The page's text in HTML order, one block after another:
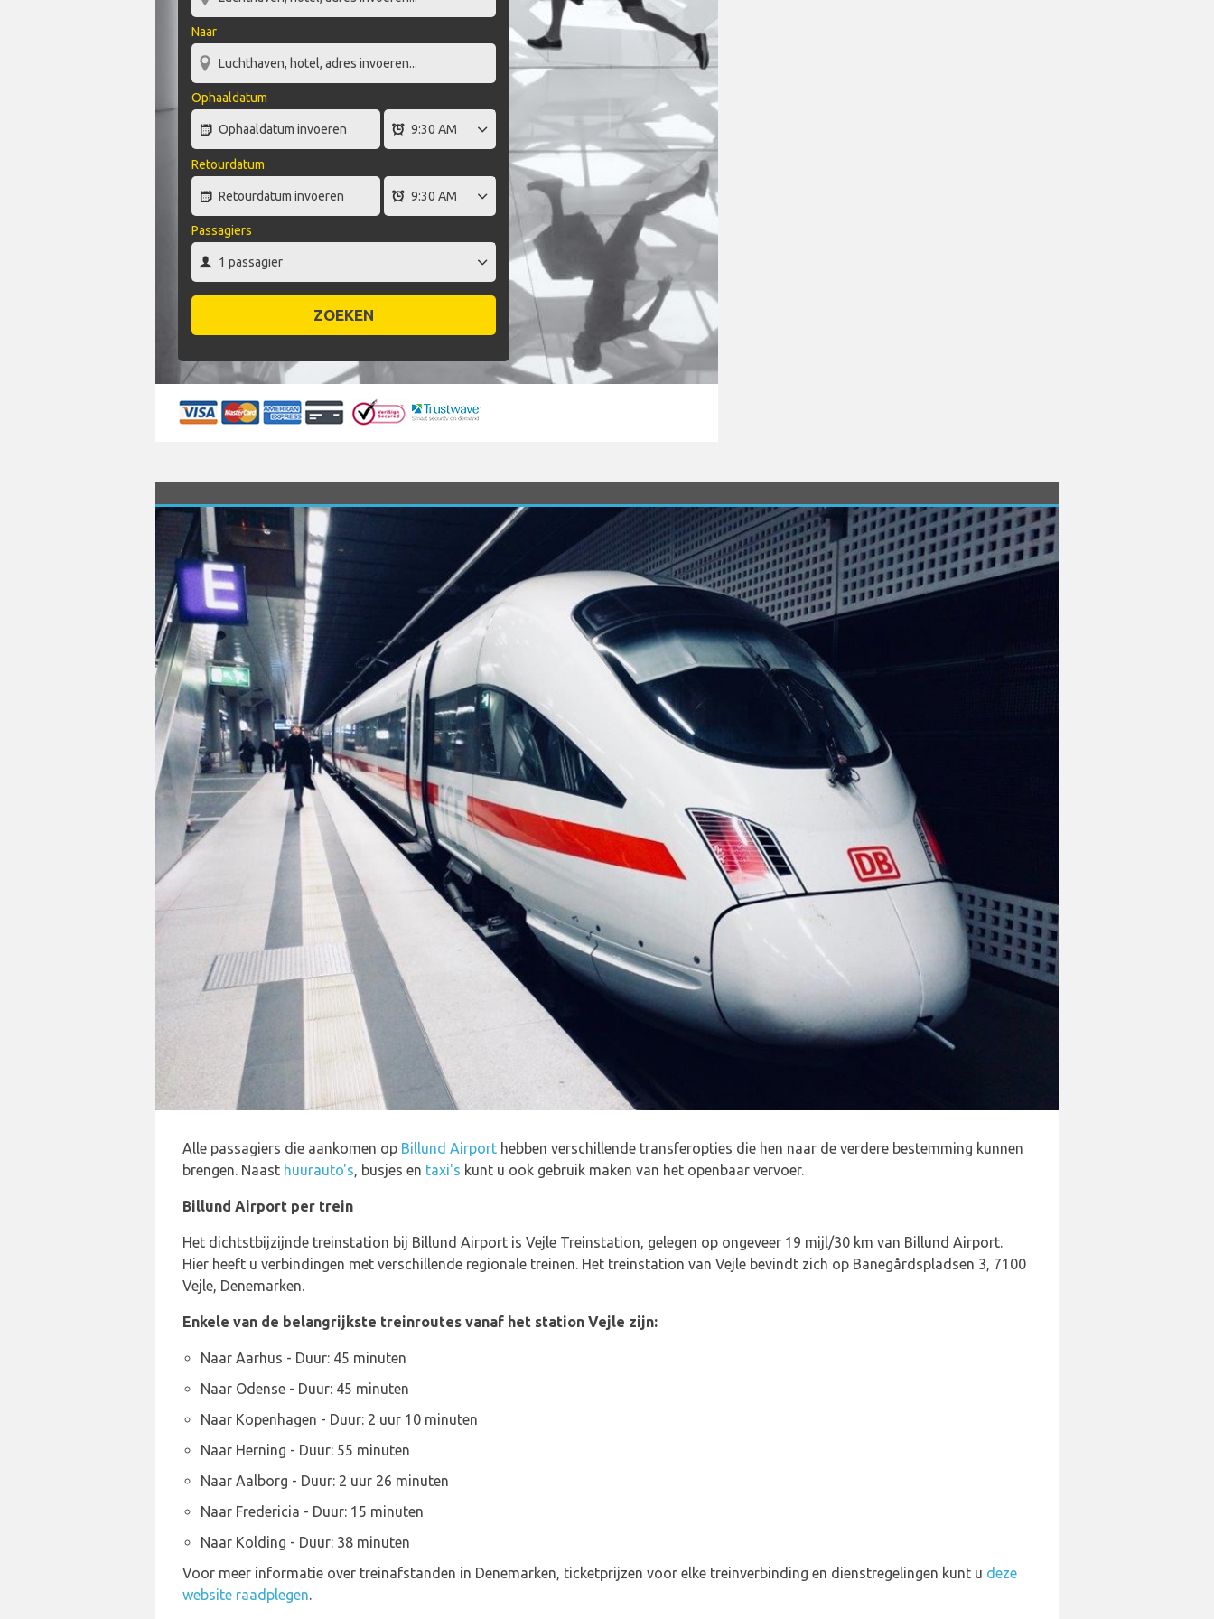
Naar
Ophaaldatum
Retourdatum
Passagiers
ZOEKEN
Alle passagiers die aankomen op Billund Airport hebben verschillende transferopties die hen naar de verdere bestemming kunnen
brengen. Naast huurauto's, busjes en taxi's kunt u ook gebruik maken van het openbaar vervoer.
Billund Airport per trein
Het dichtstbijzijnde treinstation bij Billund Airport is Vejle Treinstation, gelegen op ongeveer 19 mijl/30 km van Billund Airport.
Hier heeft u verbindingen met verschillende regionale treinen. Het treinstation van Vejle bevindt zich op Banegårdspladsen 3, 7100
Vejle, Denemarken.
Enkele van de belangrijkste treinroutes vanaf het station Vejle zijn:
Naar Aarhus - Duur: 45 minuten
Naar Odense - Duur: 45 minuten
Naar Kopenhagen - Duur: 2 uur 10 minuten
Naar Herning - Duur: 55 minuten
Naar Aalborg - Duur: 2 uur 26 minuten
Naar Fredericia - Duur: 15 minuten
Naar Kolding - Duur: 38 minuten
Voor meer informatie over treinafstanden in Denemarken, ticketprijzen voor elke treinverbinding en dienstregelingen kunt u deze
website raadplegen.